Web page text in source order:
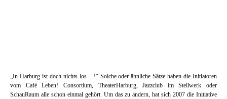
„In Harburg ist doch nichts los …!“ Solche oder ähnliche Sätze haben die Initiatoren
vom Café Leben! Consortium, TheaterHarburg, Jazzclub im Stellwerk oder
SchauRaum alle schon einmal gehört. Um das zu ändern, hat sich 2007 die Initiative